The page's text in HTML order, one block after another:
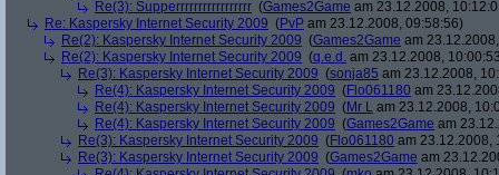
Re(3): Supperrrrrrrrrrrrrrrrr (Games2Game am 23.12.2008,
Re: Kaspersky Internet Security 2009 (PvP am 23.12.2008, 09:58:56)
Re(2): Kaspersky Internet Security 2009 (Games2Game am
Re(2): Kaspersky Internet Security 2009 (q.e.d. am 23.12.2008,
Re(3): Kaspersky Internet Security 2009 (sonja85 am 23.12.2008,
Re(4): Kaspersky Internet Security 2009 (Flo061180 am
Re(4): Kaspersky Internet Security 2009 (Mr L am 23.12.2008,
Re(4): Kaspersky Internet Security 2009 (Games2Game am
Re(3): Kaspersky Internet Security 2009 (Flo061180 am 23.12.2008,
Re(3): Kaspersky Internet Security 2009 (Games2Game am